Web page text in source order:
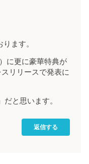
ます。
に更に豪華特典が
リリースで発表に
と思います。
返信する